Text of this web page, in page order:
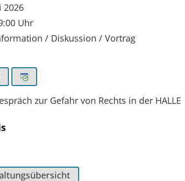
2026
Uhr
/ Diskussion / Vortrag
zur Gefahr von Rechts in der HALLE